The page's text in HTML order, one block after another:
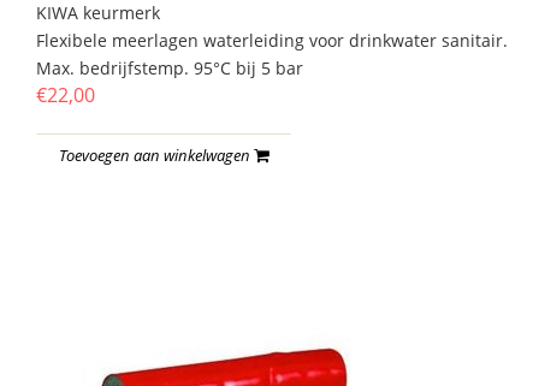
KIWA keurmerk
Flexibele meerlagen waterleiding voor drinkwater sanitair.
Max. bedrijfstemp. 95°C bij 5 bar
€22,00
Toevoegen aan winkelwagen